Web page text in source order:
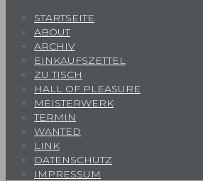
STARTSEITE
ABOUT
ARCHIV
EINKAUFSZETTEL
ZU TISCH
HALL OF PLEASURE
MEISTERWERK
TERMIN
WANTED
LINK
DATENSCHUTZ
IMPRESSUM